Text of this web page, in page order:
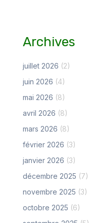
Archives
juillet 2026 (2)
juin 2026 (4)
mai 2026 (8)
avril 2026 (8)
mars 2026 (8)
février 2026 (3)
janvier 2026 (3)
décembre 2025 (7)
novembre 2025 (3)
octobre 2025 (6)